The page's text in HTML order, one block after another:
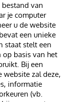
van
je computer
u de website
een unieke
staat stelt een
op basis van het
Bij een
website zal deze,
informatie
(vb.